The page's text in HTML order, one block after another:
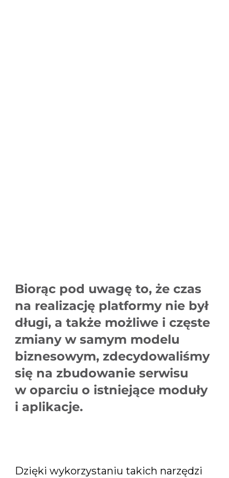
Biorąc pod uwagę to, że czas
na realizację platformy nie był
długi, a także możliwe i częste
zmiany w samym modelu
biznesowym, zdecydowaliśmy
się na zbudowanie serwisu
w oparciu o istniejące moduły
i aplikacje.
Dzięki wykorzystaniu takich narzędzi